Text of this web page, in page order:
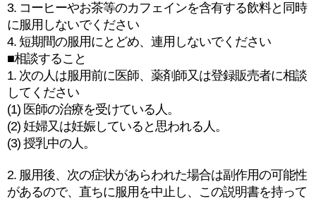
3. コーヒーやお茶等のカフェインを含有する飲料と同時
に服用しないでください
4. 短期間の服用にとどめ、連用しないでください
■相談すること
1. 次の人は服用前に医師、薬剤師又は登録販売者に相談
してください
(1) 医師の治療を受けている人。
(2) 妊婦又は妊娠していると思われる人。
(3) 授乳中の人。
2. 服用後、次の症状があらわれた場合は副作用の可能性
があるので、直ちに服用を中止し、この説明書を持って